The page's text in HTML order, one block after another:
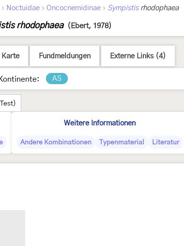
› Noctuidae › Oncocnemidinae › Sympistisrhodophaea
rhodophaea (Ebert, 1978)
Karte Fundmeldungen Externe Links (4)
AS
Weitere Informationen
Andere Kombinationen Typenmaterial Literatur